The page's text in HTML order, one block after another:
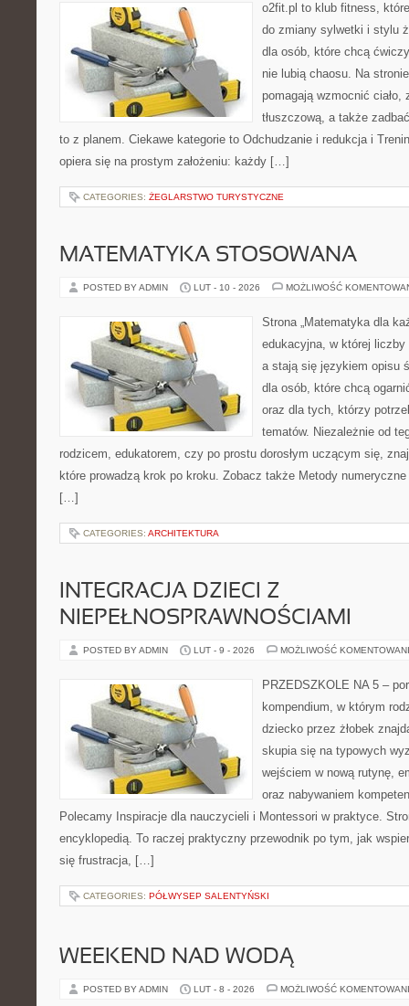
o2fit.pl to klub fitness,
do zmiany sylwetki i stylu
dla osób, które chcą
nie lubią chaosu. Na
pomagają wzmocnić ciało,
tłuszczową, a także
to z planem. Ciekawe kategorie to Odchudzanie i redukcja i
opiera się na prostym założeniu: każdy […]
CATEGORIES: ŻEGLARSTWO TURYSTYCZNE
MATEMATYKA STOSOWANA
POSTED BY ADMIN LUT - 10 - 2026 MOŻLIWOŚĆ
Strona „Matematyka dla
edukacyjna, w której
a stają się językiem opisu
dla osób, które chcą
oraz dla tych, którzy
tematów. Niezależnie od
rodzicem, edukatorem, czy po prostu dorosłym uczącym się,
które prowadzą krok po kroku. Zobacz także Metody
[…]
CATEGORIES: ARCHITEKTURA
INTEGRACJA DZIECI Z
NIEPEŁNOSPRAWNOŚCIAMI
POSTED BY ADMIN LUT - 9 - 2026 MOŻLIWOŚĆ
PRZEDSZKOLE NA 5 –
kompendium, w którym
dziecko przez żłobek
skupia się na typowych
wejściem w nową rutynę,
oraz nabywaniem
Polecamy Inspiracje dla nauczycieli i Montessori w praktyce.
encyklopedią. To raczej praktyczny przewodnik po tym, jak
się frustracja, […]
CATEGORIES: PÓŁWYSEP SALENTYŃSKI
WEEKEND NAD WODĄ
POSTED BY ADMIN LUT - 8 - 2026 MOŻLIWOŚĆ